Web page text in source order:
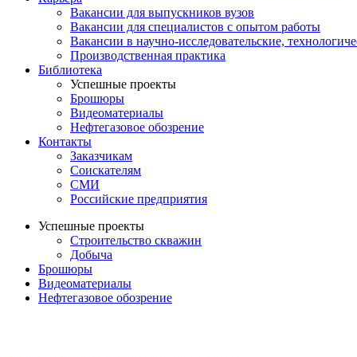
Вакансии для выпускников вузов
Вакансии для специалистов с опытом работы
Вакансии в научно-исследовательские,
Производственная практика
Библиотека
Успешные проекты
Брошюры
Видеоматериалы
Нефтегазовое обозрение
Контакты
Заказчикам
Соискателям
СМИ
Российские предприятия
Успешные проекты
Строительство скважин
Добыча
Брошюры
Видеоматериалы
Нефтегазовое обозрение